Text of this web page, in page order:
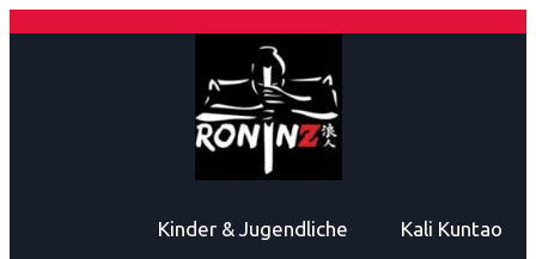
Kinder & Jugendliche Kali Kuntao